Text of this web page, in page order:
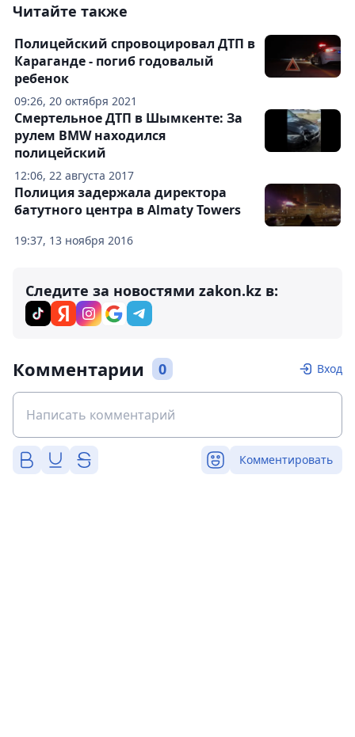
Читайте также
09:26, 20 октября 2021
Полицейский спровоцировал ДТП в
Караганде - погиб годовалый
ребенок
12:06, 22 августа 2017
Смертельное ДТП в Шымкенте: За
рулем BMW находился
полицейский
19:37, 13 ноября 2016
Полиция задержала директора
батутного центра в Almaty Towers
Следите за новостями zakon.kz в:
Комментарии 0 Вход
Комментировать